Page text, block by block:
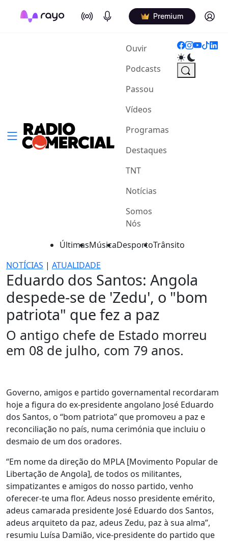
On Air Podcasts Premium Log in
Ouvir(current)
Podcasts
Passou
Vídeos
Programas
Destaques
TNT
Notícias
Somos
Nós
ÚltimasMúsicaDesportoTrânsito
NOTÍCIAS | ATUALIDADE
Eduardo dos Santos: Angola
despede-se de 'Zedu', o "bom
patriota" que fez a paz
O antigo chefe de Estado morreu
em 08 de julho, com 79 anos.
Governo, amigos e partido governamental recordaram
hoje a figura do ex-presidente angolano José Eduardo
dos Santos, o “bom patriota” que promoveu a paz e
reconciliação no país, numa cerimónia que incluiu o
desmaio de um dos oradores.
“Em nome da direção do MPLA [Movimento Popular de
Libertação de Angola], de todos os militantes,
simpatizantes e amigos do nosso partido, venho
oferecer-te uma flor. Adeus nosso presidente emérito,
adeus camarada presidente José Eduardo dos Santos,
adeus arquiteto da paz, adeus Zedu, paz à sua alma”,
resumiu Luísa Damião, vice-presidente do partido que